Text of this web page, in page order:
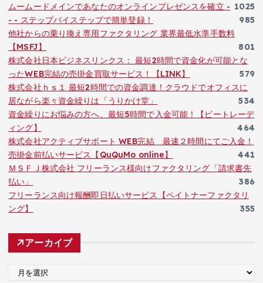
1025
ムームードメインであなたのオンラインプレゼンスを確立 -
- - ステップバイステップで簡単登録！
985
他社からの乗り換え専用ファクタリング 業界最低水準手数料
【MSFJ】
801
株式会社日本ビジネスリンクス： 最短2時間で資金化が可能とな
ったWEB完結の売掛金買取サービス！【LINK】
579
株式会社ｈｓ１ 最短2時間での資金調達！クラウドでオフィスに
居ながら楽々資金繰りは「うりかけ堂」
534
資金繰りにお悩みの方へ、最短5時間で入金可能！【ビートレーデ
ィング】
464
株式会社アクティブサポート WEB完結 最速２時間にてご入金！
売掛金前払いサービス【QuQuMo online】
441
ＭＳＦＪ株式会社 フリーランス様向けファクタリング「請求書先
払い」
386
フリーランス向け報酬即日払いサービス【ペイトナーファクタリ
ング】
355
アーカイブ